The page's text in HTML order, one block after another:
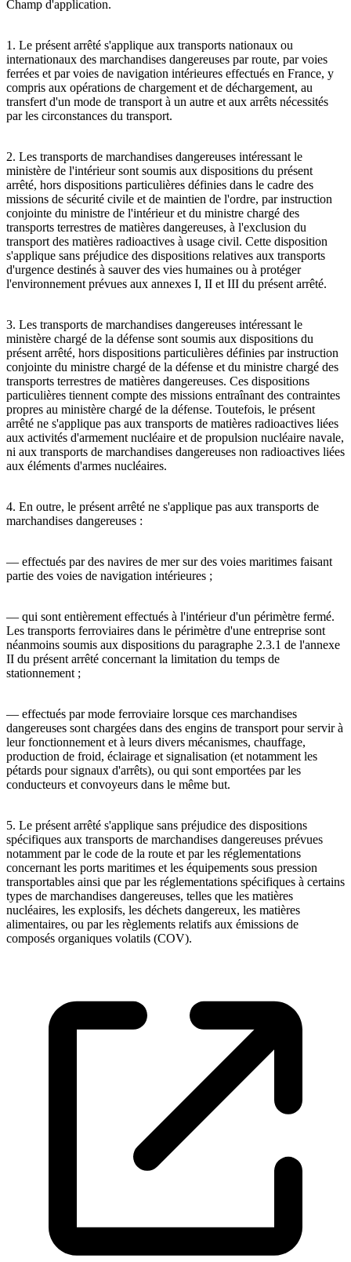
Champ d'application.
1. Le présent arrêté s'applique aux transports nationaux ou
internationaux des marchandises dangereuses par route, par voies
ferrées et par voies de navigation intérieures effectués en France, y
compris aux opérations de chargement et de déchargement, au
transfert d'un mode de transport à un autre et aux arrêts nécessités
par les circonstances du transport.
2. Les transports de marchandises dangereuses intéressant le
ministère de l'intérieur sont soumis aux dispositions du présent
arrêté, hors dispositions particulières définies dans le cadre des
missions de sécurité civile et de maintien de l'ordre, par instruction
conjointe du ministre de l'intérieur et du ministre chargé des
transports terrestres de matières dangereuses, à l'exclusion du
transport des matières radioactives à usage civil. Cette disposition
s'applique sans préjudice des dispositions relatives aux transports
d'urgence destinés à sauver des vies humaines ou à protéger
l'environnement prévues aux annexes I, II et III du présent arrêté.
3. Les transports de marchandises dangereuses intéressant le
ministère chargé de la défense sont soumis aux dispositions du
présent arrêté, hors dispositions particulières définies par instruction
conjointe du ministre chargé de la défense et du ministre chargé des
transports terrestres de matières dangereuses. Ces dispositions
particulières tiennent compte des missions entraînant des contraintes
propres au ministère chargé de la défense. Toutefois, le présent
arrêté ne s'applique pas aux transports de matières radioactives liées
aux activités d'armement nucléaire et de propulsion nucléaire navale,
ni aux transports de marchandises dangereuses non radioactives liées
aux éléments d'armes nucléaires.
4. En outre, le présent arrêté ne s'applique pas aux transports de
marchandises dangereuses :
― effectués par des navires de mer sur des voies maritimes faisant
partie des voies de navigation intérieures ;
― qui sont entièrement effectués à l'intérieur d'un périmètre fermé.
Les transports ferroviaires dans le périmètre d'une entreprise sont
néanmoins soumis aux dispositions du paragraphe 2.3.1 de l'annexe
II du présent arrêté concernant la limitation du temps de
stationnement ;
― effectués par mode ferroviaire lorsque ces marchandises
dangereuses sont chargées dans des engins de transport pour servir à
leur fonctionnement et à leurs divers mécanismes, chauffage,
production de froid, éclairage et signalisation (et notamment les
pétards pour signaux d'arrêts), ou qui sont emportées par les
conducteurs et convoyeurs dans le même but.
5. Le présent arrêté s'applique sans préjudice des dispositions
spécifiques aux transports de marchandises dangereuses prévues
notamment par le code de la route et par les réglementations
concernant les ports maritimes et les équipements sous pression
transportables ainsi que par les réglementations spécifiques à certains
types de marchandises dangereuses, telles que les matières
nucléaires, les explosifs, les déchets dangereux, les matières
alimentaires, ou par les règlements relatifs aux émissions de
composés organiques volatils (COV).